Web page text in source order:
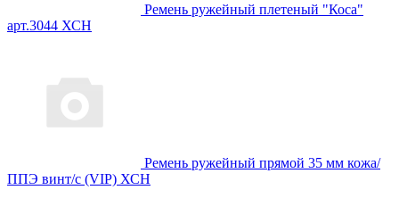
Ремень ружейный плетеный "Коса"
арт.3044 ХСН
Ремень ружейный прямой 35 мм кожа/
ППЭ винт/с (VIP) ХСН